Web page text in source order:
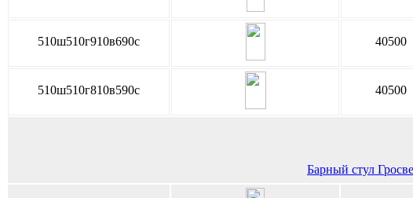
510ш510г910в690с 40500
510ш510г810в590с 40500
Барный стул